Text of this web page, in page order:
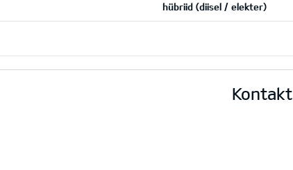
hübriid (diisel / elekter)
Kontakt